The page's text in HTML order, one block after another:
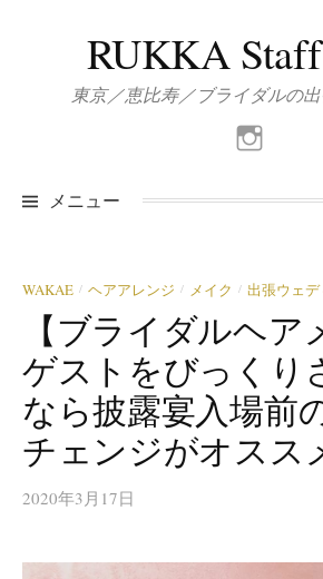
ス
プ
RUKKA
東京／恵比寿／ブライダルの
メニュー
WAKAE / ヘアアレンジ / メイク / 出張ウェ
【ブライダルヘア
ゲストをびっくり
なら披露宴入場前
チェンジがオスス
2020年3月17日